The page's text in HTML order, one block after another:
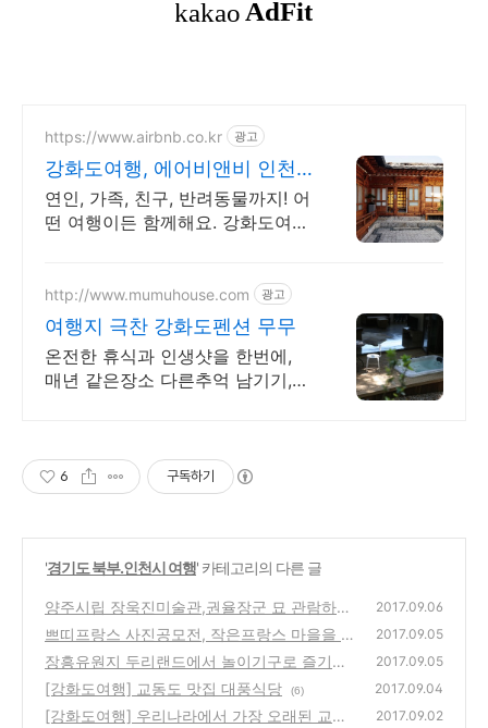
https://www.airbnb.co.kr 광고
강화도여행, 에어비앤비 인천
노을뷰 숙소
연인, 가족, 친구, 반려동물까지! 어
떤 여행이든 함께해요. 강화도여
http://www.mumuhouse.com 광고
여행지 극찬 강화도펜션 무무
온전한 휴식과 인생샷을 한번에,
매년 같은장소 다른추억 남기기,
6 구독하기
'경기도 북부.인천시 여행' 카테고리의 다른 글
양주시립 장욱진미술관,권율장군 묘 관람하고
휴식처로 좋네요.
(8)
2017.09.06
쁘띠프랑스 사진공모전, 작은프랑스 마을을 추
억에 담아보세요
(12)
2017.09.05
장흥유원지 두리랜드에서 놀이기구로 즐기기
(14)
2017.09.05
[강화도여행] 교동도 맛집 대풍식당 (6) 2017.09.04
[강화도여행] 우리나라에서 가장 오래된 교동
2017.09.02